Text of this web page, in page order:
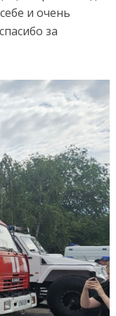
и очень
за